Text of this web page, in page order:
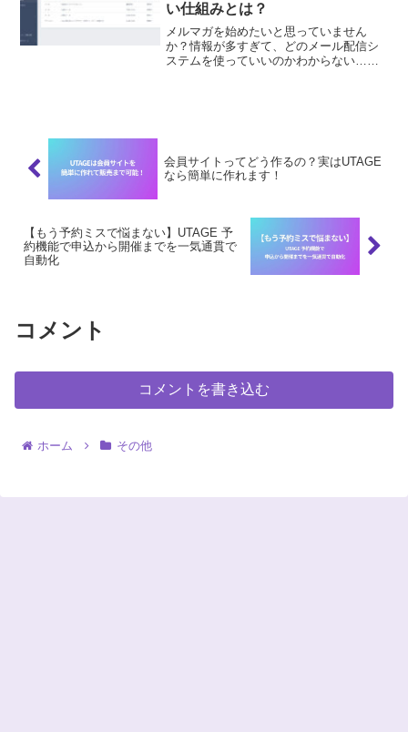
い仕組みとは？
メルマガを始めたいと思っていません
か？情報が多すぎて、どのメール配信シ
ステムを使っていいのかわからない…そ
会員サイトってどう作るの？実はUTAGE
なら簡単に作れます！
【もう予約ミスで悩まない】UTAGE 予
約機能で申込から開催までを一気通貫で
自動化
コメント
コメントを書き込む
ホーム その他